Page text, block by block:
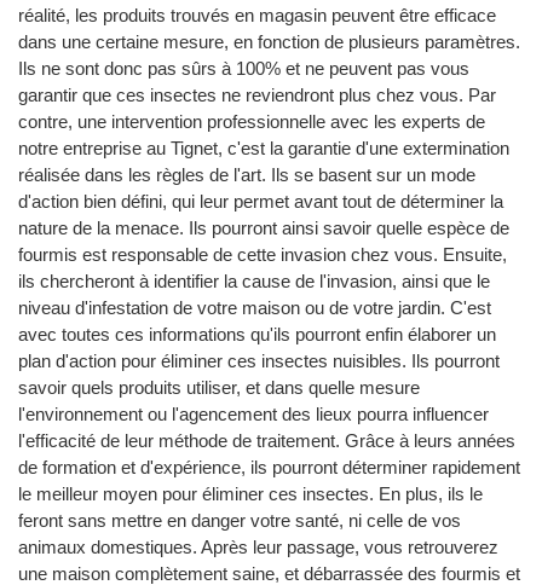
réalité, les produits trouvés en magasin peuvent être efficace
dans une certaine mesure, en fonction de plusieurs paramètres.
Ils ne sont donc pas sûrs à 100% et ne peuvent pas vous
garantir que ces insectes ne reviendront plus chez vous. Par
contre, une intervention professionnelle avec les experts de
notre entreprise au Tignet, c'est la garantie d'une extermination
réalisée dans les règles de l'art. Ils se basent sur un mode
d'action bien défini, qui leur permet avant tout de déterminer la
nature de la menace. Ils pourront ainsi savoir quelle espèce de
fourmis est responsable de cette invasion chez vous. Ensuite,
ils chercheront à identifier la cause de l'invasion, ainsi que le
niveau d'infestation de votre maison ou de votre jardin. C'est
avec toutes ces informations qu'ils pourront enfin élaborer un
plan d'action pour éliminer ces insectes nuisibles. Ils pourront
savoir quels produits utiliser, et dans quelle mesure
l'environnement ou l'agencement des lieux pourra influencer
l'efficacité de leur méthode de traitement. Grâce à leurs années
de formation et d'expérience, ils pourront déterminer rapidement
le meilleur moyen pour éliminer ces insectes. En plus, ils le
feront sans mettre en danger votre santé, ni celle de vos
animaux domestiques. Après leur passage, vous retrouverez
une maison complètement saine, et débarrassée des fourmis et